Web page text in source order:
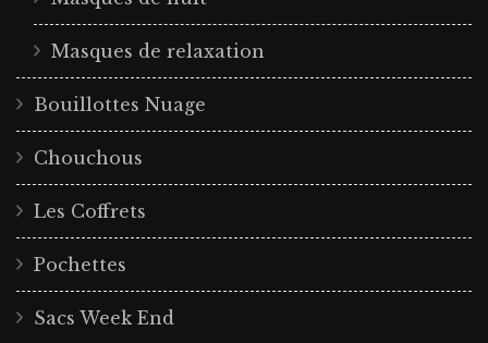
Masques de relaxation
Bouillottes Nuage
Chouchous
Les Coffrets
Pochettes
Sacs Week End